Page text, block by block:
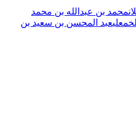
محمد بن عبدالله بن محمد
عبد المحسن بن سعيد بن